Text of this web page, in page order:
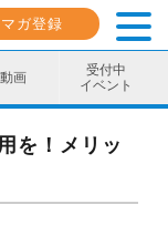
ガ登録
動画
受付中
イベント
を！メリッ